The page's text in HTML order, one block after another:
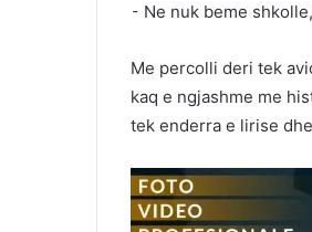
⁃ Ne nuk beme
Me percolli deri tek
kaq e ngjashme me
tek enderra e lirise